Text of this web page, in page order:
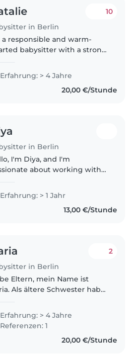
in Berlin
10
a responsible and warm-
babysitter with a strong
experience working
young children. I hold a
degree in Russian and
Erfahrung: > 4 Jahre
20,00 €/Stunde
in Berlin
I'm Diya, and I'm
about working with
for kids aged 1–6 years,
in professional settings and
my own home with relatives...
Erfahrung: > 1 Jahr
13,00 €/Stunde
in Berlin
2
Eltern, mein Name ist
Als ältere Schwester habe
ihnen zu verbringen. Ich
Kunstgeschichte studiert..
Erfahrung: > 4 Jahre
Referenzen: 1
20,00 €/Stunde